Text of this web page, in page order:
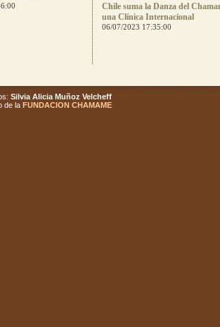
Chile suma la Danza del
una Clínica Internacional
06/07/2023 17:35:00
Silvia Alicia Muñoz Velcheff
de la FUNDACION CHAMAME